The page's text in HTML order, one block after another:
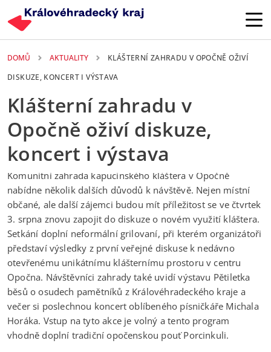
DOMŮ AKTUALITY
KLÁŠTERNÍ ZAHRADU V OPOČNĚ OŽIVÍ
DISKUZE, KONCERT I VÝSTAVA
Klášterní zahradu v
Opočně oživí diskuze,
koncert i výstava
2. 08. 2023
Komunitní zahrada kapucínského kláštera v Opočně
nabídne několik dalších důvodů k návštěvě. Nejen místní
občané, ale další zájemci budou mít příležitost se ve čtvrtek
3. srpna znovu zapojit do diskuze o novém využití kláštera.
Setkání doplní neformální grilovaní, při kterém organizátoři
představí výsledky z první veřejné diskuse k nedávno
otevřenému unikátnímu klášternímu prostoru v centru
Opočna. Návštěvníci zahrady také uvidí výstavu Pětiletka
běsů o osudech pamětníků z Královéhradeckého kraje a
večer si poslechnou koncert oblíbeného písničkáře Michala
Horáka. Vstup na tyto akce je volný a tento program
vhodně doplní tradiční opočenskou pouť Porcinkuli.